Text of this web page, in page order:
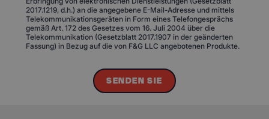
2017.1219, d.h.) an die angegebene E-Mail-Adresse und mittels
Telekommunikationsgeräten in Form eines Telefongesprächs
gemäß Art. 172 des Gesetzes vom 16. Juli 2004 über die
Telekommunikation (Gesetzblatt 2017.1907 in der geänderten
Fassung) in Bezug auf die von F&G LLC angebotenen Produkte.
SENDEN SIE